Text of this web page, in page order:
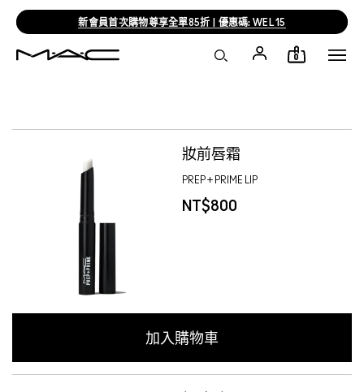
新會員首次購物尊享全單85折 | 優惠碼: WEL15
0
妝前唇霜
PREP + PRIME LIP
NT$800
加入購物車